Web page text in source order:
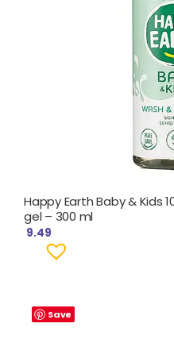
Happy Earth Baby & Kids
gel – 300 ml
9.49
Save